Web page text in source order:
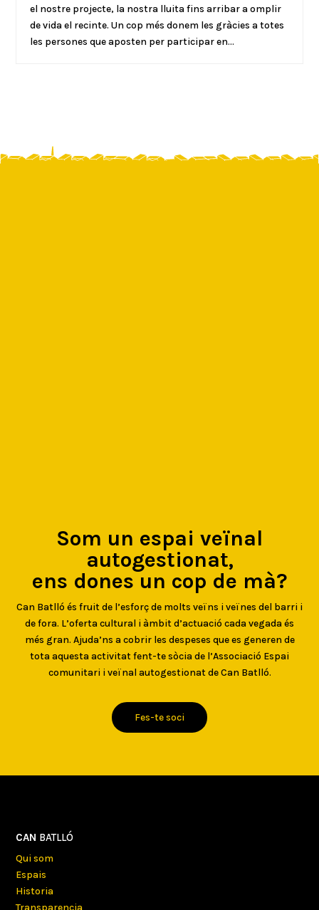
el nostre projecte, la nostra lluita fins arribar a omplir
de vida el recinte. Un cop més donem les gràcies a totes
les persones que aposten per participar en...
Som un espai veïnal
autogestionat,
ens dones un cop de mà?
Can Batlló és fruit de l’esforç de molts veïns i veïnes del barri i
de fora. L’oferta cultural i àmbit d’actuació cada vegada és
més gran. Ajuda’ns a cobrir les despeses que es generen de
tota aquesta activitat fent-te sòcia de l’Associació Espai
comunitari i veïnal autogestionat de Can Batlló.
Fes-te soci
CAN BATLLÓ
Qui som
Espais
Historia
Transparencia